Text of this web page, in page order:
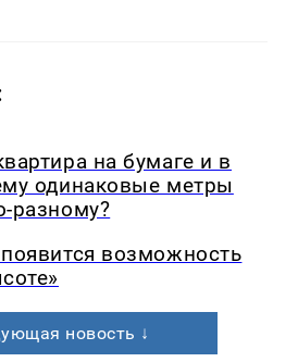
на бумаге и в
одинаковые метры
разному?
возможность
новость ↓